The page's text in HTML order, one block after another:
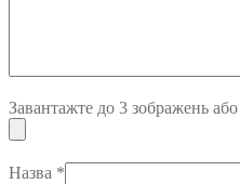
Завантажте до 3 зображень або
Назва *